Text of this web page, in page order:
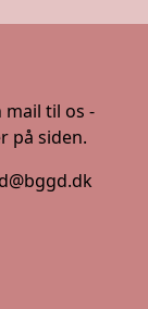
mail til os -
på siden.